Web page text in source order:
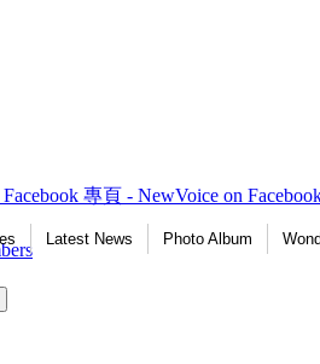
Latest News Photo Album